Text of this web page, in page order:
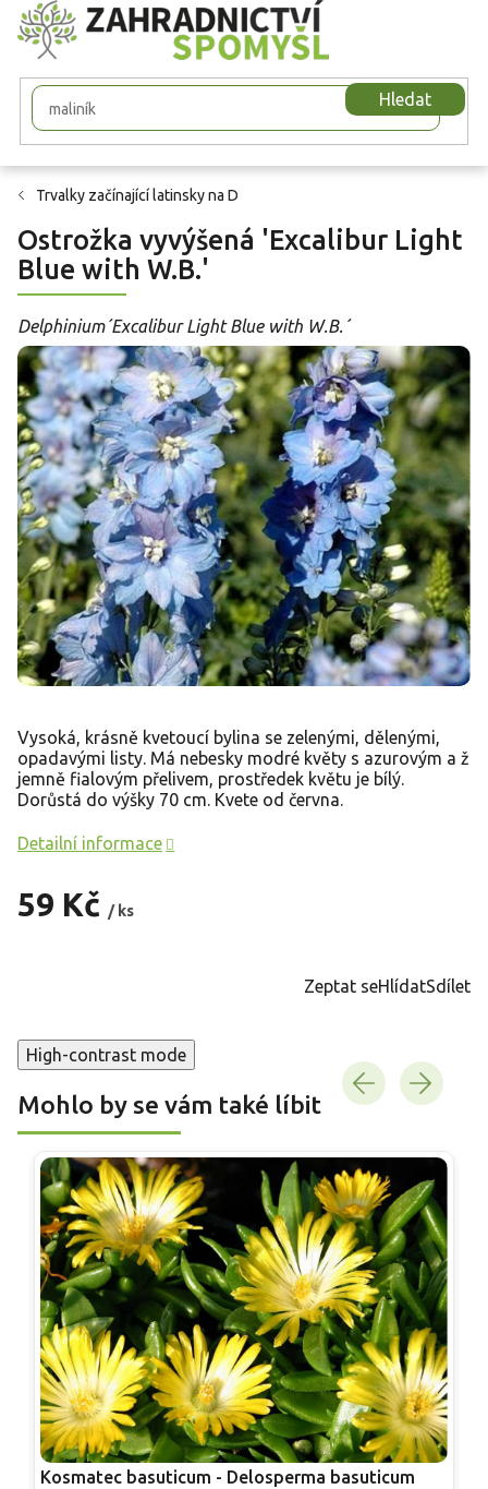
Přejít
na
obsah
Hledat
Trvalky začínající latinsky na D
Ostrožka vyvýšená 'Excalibur Light
Blue with W.B.'
Delphinium´Excalibur Light Blue with W.B.´
59 Kč / ks
Vysoká, krásně kvetoucí bylina se zelenými, dělenými,
opadavými listy. Má nebesky modré květy s azurovým a ž
jemně fialovým přelivem, prostředek květu je bílý.
Dorůstá do výšky 70 cm. Kvete od června.
Detailní informace
Zeptat seHlídatSdílet
High-contrast mode
Mohlo by se vám také líbit
Kosmatec basuticum - Delosperma basuticum